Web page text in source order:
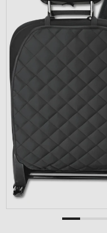
Wybierz coś dla
zaloguj się, aby